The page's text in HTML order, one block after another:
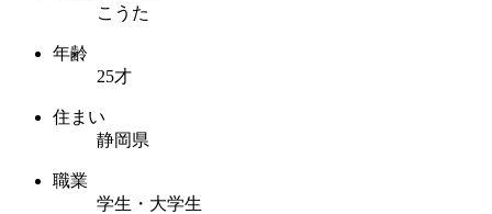
こうた
年齢
25才
住まい
静岡県
職業
学生・大学生